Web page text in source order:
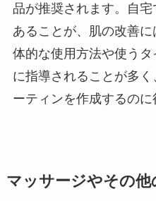
品が推奨されます。自
あることが、肌の改善
体的な使用方法や使う
に指導されることが多
ーティンを作成するのに
マッサージやその他